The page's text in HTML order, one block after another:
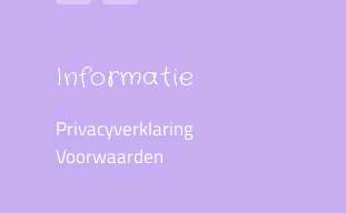
Informatie
Privacyverklaring
Voorwaarden